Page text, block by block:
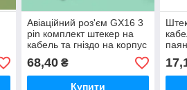
Авіаційний роз'єм GX16 3
pin комплект штекер на
кабель та гніздо на корпус
68,40₴
Купити